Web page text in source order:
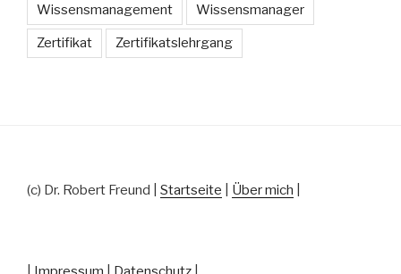
Wissensmanagement Wissensmanager
Zertifikat Zertifikatslehrgang
(c) Dr. Robert Freund | Startseite Über mich